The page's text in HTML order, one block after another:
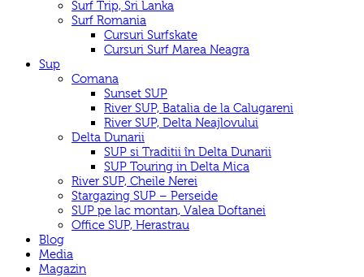
Surf Trip, Sri Lanka
Surf Romania
Cursuri Surfskate
Cursuri Surf Marea Neagra
Sup
Comana
Sunset SUP
River SUP, Batalia de la Calugareni
River SUP, Delta Neajlovului
Delta Dunarii
SUP si Traditii în Delta Dunarii
SUP Touring in Delta Mica
River SUP, Cheile Nerei
Stargazing SUP – Perseide
SUP pe lac montan, Valea Doftanei
Office SUP, Herastrau
Blog
Media
Magazin